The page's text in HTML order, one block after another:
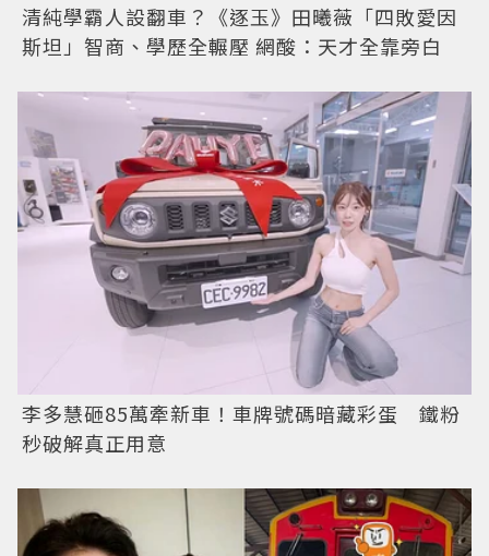
清純學霸人設翻車？《逐玉》田曦薇「四敗愛因
斯坦」智商、學歷全輾壓 網酸：天才全靠旁白
李多慧砸85萬牽新車！車牌號碼暗藏彩蛋 鐵粉
秒破解真正用意